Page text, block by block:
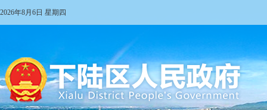
2026年8月6日 星期四